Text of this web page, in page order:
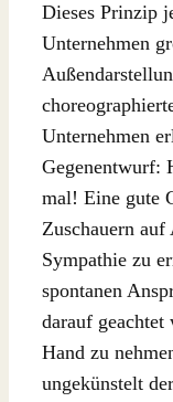
Dieses Prinzip
Unternehmen
Unternehmen
Gegenentwurf:
mal! Eine gute
Zuschauern auf
Sympathie zu
spontanen
darauf geachtet
Hand zu
ungekünstelt